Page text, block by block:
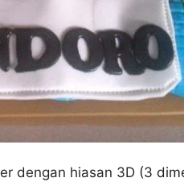
dengan hiasan 3D (3